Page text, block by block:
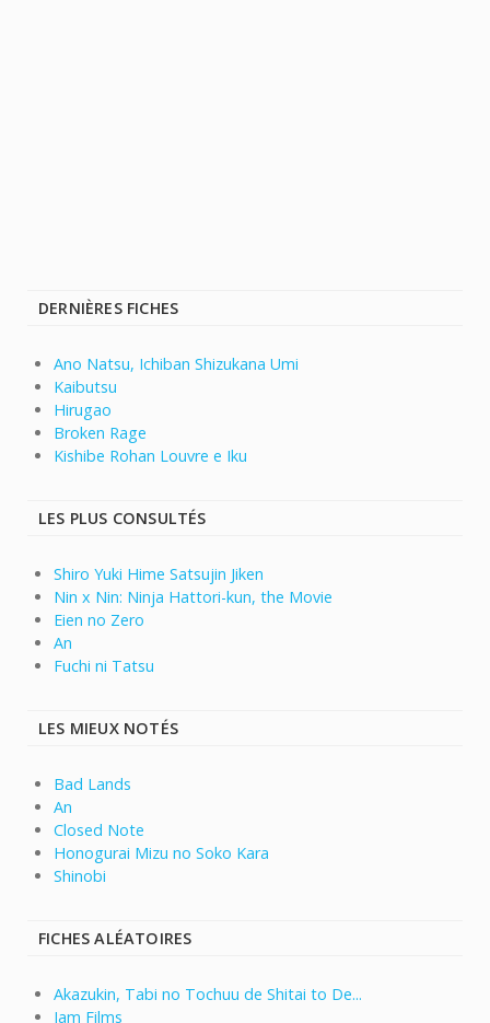
DERNIÈRES FICHES
Ano Natsu, Ichiban Shizukana Umi
Kaibutsu
Hirugao
Broken Rage
Kishibe Rohan Louvre e Iku
LES PLUS CONSULTÉS
Shiro Yuki Hime Satsujin Jiken
Nin x Nin: Ninja Hattori-kun, the Movie
Eien no Zero
An
Fuchi ni Tatsu
LES MIEUX NOTÉS
Bad Lands
An
Closed Note
Honogurai Mizu no Soko Kara
Shinobi
FICHES ALÉATOIRES
Akazukin, Tabi no Tochuu de Shitai to De...
Jam Films